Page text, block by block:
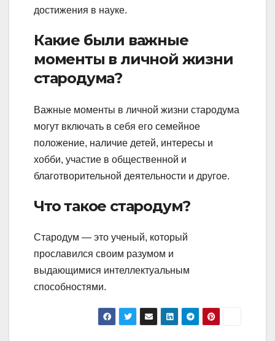
достижения в науке.
Какие были важные
моменты в личной жизни
стародума?
Важные моменты в личной жизни стародума
могут включать в себя его семейное
положение, наличие детей, интересы и
хобби, участие в общественной и
благотворительной деятельности и другое.
Что такое стародум?
Стародум — это ученый, который
прославился своим разумом и
выдающимися интеллектуальным
способностями.